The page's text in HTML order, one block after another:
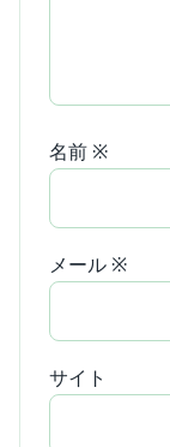
名前 ※
メール ※
サイト